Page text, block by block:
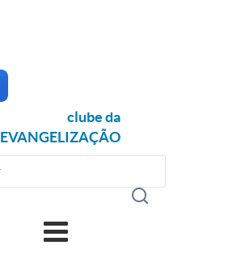
clube da
EVANGELIZAÇÃO